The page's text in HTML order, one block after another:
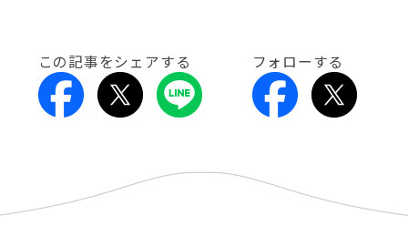
この記事をシェアする フォローする